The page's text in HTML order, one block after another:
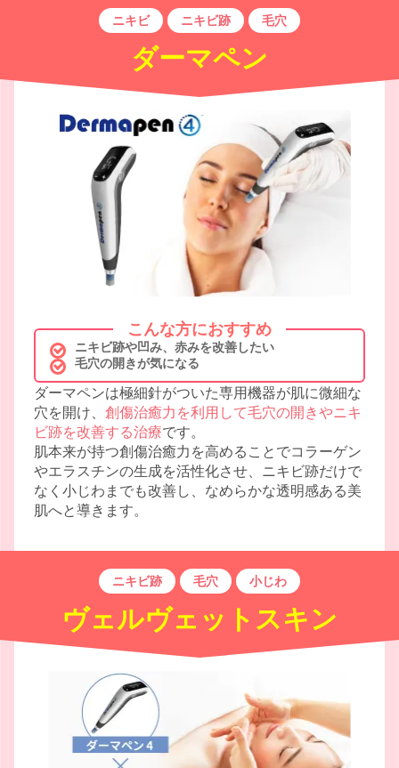
ニキビ ニキビ跡 毛穴
ダーマペン
ダーマペンは極細針がついた専用機器が肌に微細な
穴を開け、 創傷治癒力を利用して毛穴の開きやニキ
ビ跡を改善する治療です。
肌本来が持つ創傷治癒力を高めることでコラーゲン
やエラスチンの生成を活性化させ、ニキビ跡だけで
なく小じわまでも改善し、なめらかな透明感ある美
肌へと導きます。
こんな方におすすめ
ニキビ跡や凹み、赤みを改善したい
毛穴の開きが気になる
ニキビ跡 毛穴 小じわ
ヴェルヴェットスキン